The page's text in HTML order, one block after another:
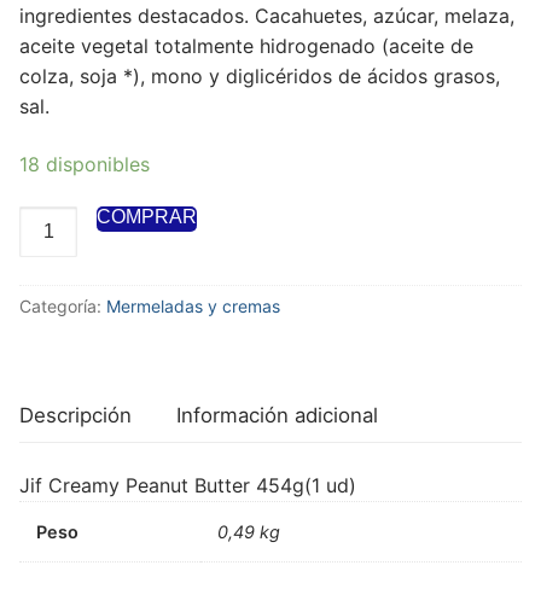
ingredientes destacados. Cacahuetes, azúcar, melaza,
aceite vegetal totalmente hidrogenado (aceite de
colza, soja *), mono y diglicéridos de ácidos grasos,
sal.
18 disponibles
COMPRAR
Categoría: Mermeladas y cremas
Descripción Información adicional
Jif Creamy Peanut Butter 454g(1 ud)
Peso 0,49 kg